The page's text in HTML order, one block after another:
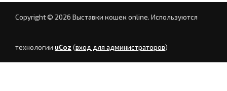
Copyright © 2026 Выставки кошек online. Используются
технологии uCoz (вход для администраторов)